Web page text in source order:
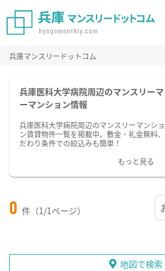
兵庫マンスリードットコム
兵庫医科大学病院周辺のマンスリー
ーマンション情報
兵庫医科大学病院周辺のマンスリーマンシ
ン賃貸物件一覧を掲載中。敷金・礼金無料
だわり条件での絞込みも簡単！
もっと見る
0 件（1/1ページ）
地図で検索